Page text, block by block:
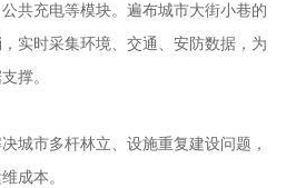
共充电等模块。遍布城市大街小巷的
实时采集环境、交通、安防数据，为
撑。
城市多杆林立、设施重复建设问题，
成本。